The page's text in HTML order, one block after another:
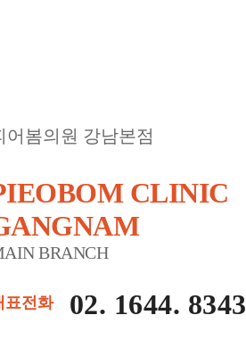
어봄의원 강남본점
CLINIC
BRANCH
표전화 02. 1644. 8343